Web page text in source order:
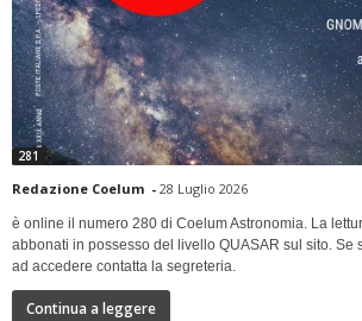
281
Redazione Coelum - 28 Luglio 2026
è online il numero 280 di Coelum Astronomia. La
abbonati in possesso del livello QUASAR sul sito. Se
ad accedere contatta la segreteria.
Continua a leggere